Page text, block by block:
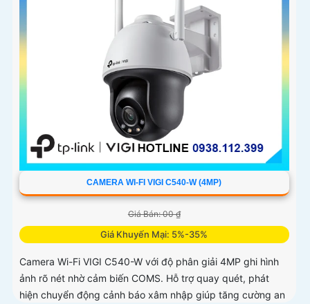
CAMERA WI-FI VIGI C540-W (4MP)
Giá Bán: 00 ₫
Giá Khuyến Mại: 5%-35%
Camera Wi-Fi VIGI C540-W với độ phân giải 4MP ghi hình
ảnh rõ nét nhờ cảm biến COMS. Hỗ trợ quay quét, phát
hiện chuyển động cảnh báo xâm nhập giúp tăng cường an